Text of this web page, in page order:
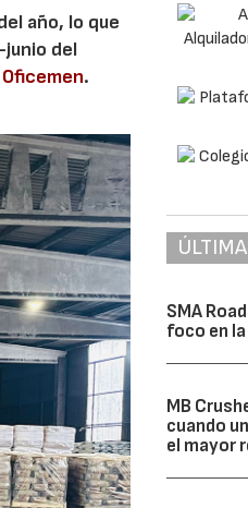
año, lo que
del
Oficemen.
SMA
foco en
MB
cuando
el mayor